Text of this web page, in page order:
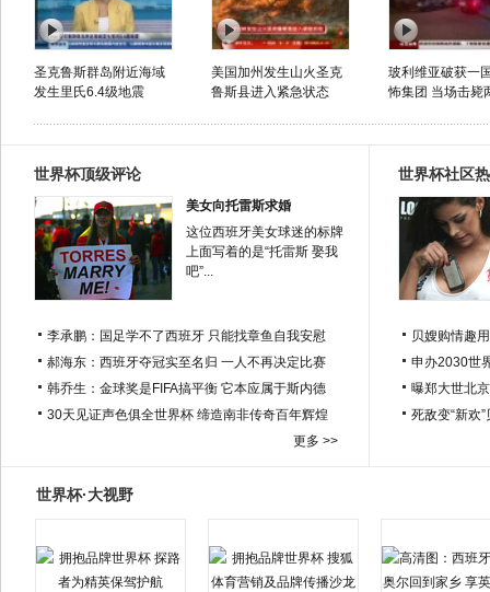
圣克鲁斯群岛附近海域
发生里氏6.4级地震
美国加州发生山火圣克
鲁斯县进入紧急状态
玻利维亚破获一
怖集团 当场击毙
世界杯顶级评论
美女向托雷斯求婚
这位西班牙美女球迷的标牌
上面写着的是“托雷斯 娶我
吧”...
李承鹏：国足学不了西班牙 只能找章鱼自我安慰
郝海东：西班牙夺冠实至名归 一人不再决定比赛
韩乔生：金球奖是FIFA搞平衡 它本应属于斯内德
30天见证声色俱全世界杯 缔造南非传奇百年辉煌
更多 >>
世界杯社区
贝嫂购情趣
申办2030世
曝郑大世北
死敌变“新欢
世界杯·大视野